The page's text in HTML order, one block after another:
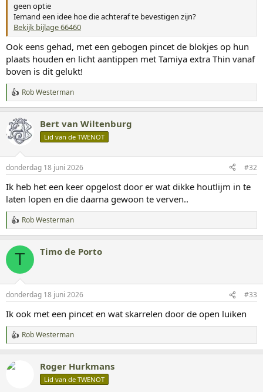
geen optie
Iemand een idee hoe die achteraf te bevestigen zijn?
Bekijk bijlage 66460
Ook eens gehad, met een gebogen pincet de blokjes op hun
plaats houden en licht aantippen met Tamiya extra Thin vanaf
boven is dit gelukt!
W
a
r
d
n
e
n
:
Rob Westerman
Bert van Wiltenburg
Lid van de TWENOT
donderdag 18 juni 2026 #32
Ik heb het een keer opgelost door er wat dikke houtlijm in te
laten lopen en die daarna gewoon te verven..
W
a
r
e
n
e
n
Rob Westerman
T Timo de Porto
donderdag 18 juni 2026 #33
Ik ook met een pincet en wat skarrelen door de open luiken
W
a
r
Rob Westerman
Roger Hurkmans
Lid van de TWENOT